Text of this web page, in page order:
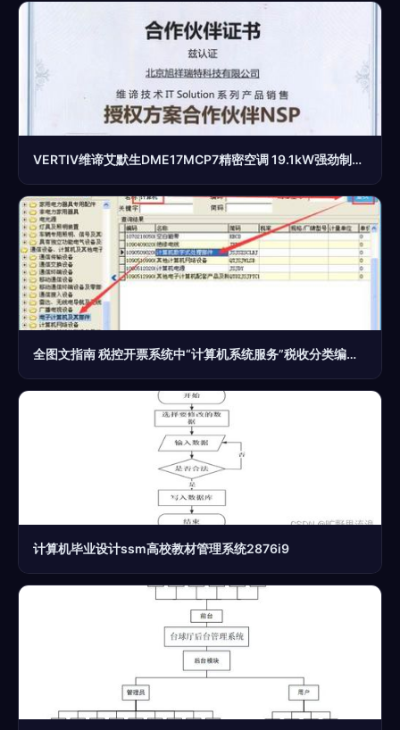
VERTIV维谛艾默生DME17MCP7精密空调 19.1kW强劲制冷，打造高效稳定的机房环境
全图文指南 税控开票系统中“计算机系统服务”税收分类编码操作手册
计算机毕业设计ssm高校教材管理系统2876i9